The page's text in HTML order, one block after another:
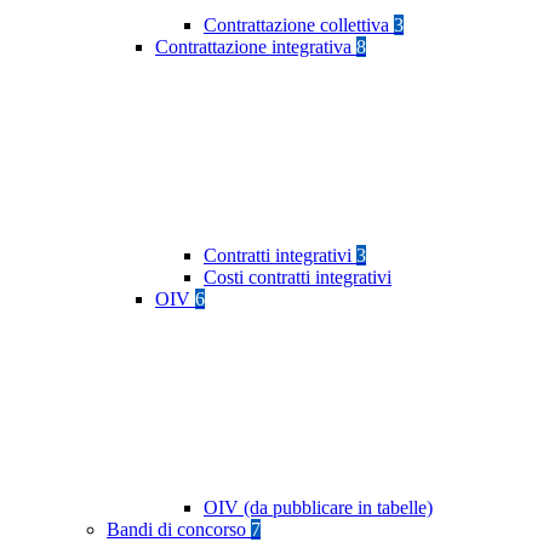
Contrattazione collettiva 3
Contrattazione integrativa 8
Contratti integrativi 3
Costi contratti integrativi
OIV 6
OIV (da pubblicare in tabelle)
Bandi di concorso 7